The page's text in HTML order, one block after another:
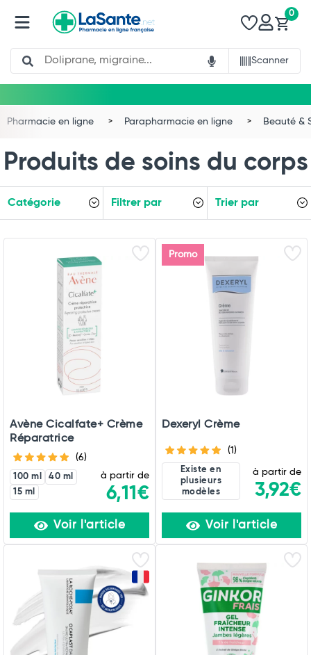
Search
Scanner
0
Total
Pharmacie en ligne Parapharmacie en ligne Beauté &
Produits de soins du corps
Catégorie Filtrer par Trier par
Avène Cicalfate+ Crème
Réparatrice
(6)
100 ml
40 ml
15 ml
à partir de
6,11€
Voir l'article
Promo
Dexeryl Crème
(1)
Existe en
plusieurs
modèles
à partir de
3,92€
Voir l'article